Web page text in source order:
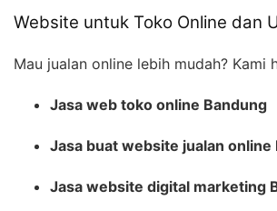
Website untuk Toko Online dan
Mau jualan online lebih mudah? Kami
Jasa web toko online Bandung
Jasa buat website jualan online
Jasa website digital marketing